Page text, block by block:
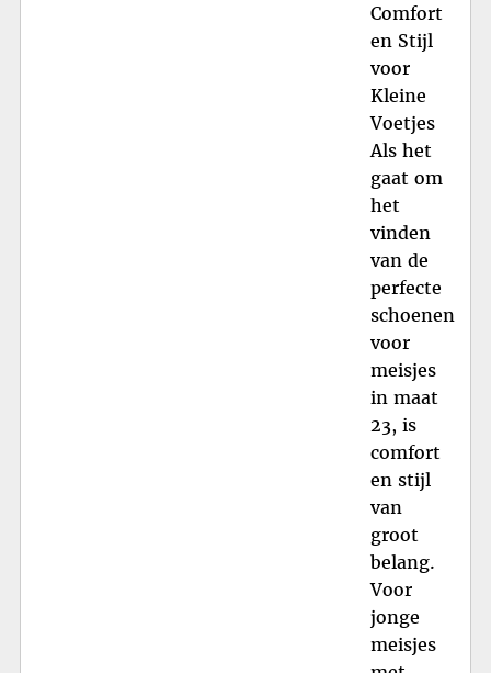
Comfort
en Stijl
voor
Kleine
Voetjes
Als het
gaat om
het
vinden
van de
perfecte
schoenen
voor
meisjes
in maat
23, is
comfort
en stijl
van
groot
belang.
Voor
jonge
meisjes